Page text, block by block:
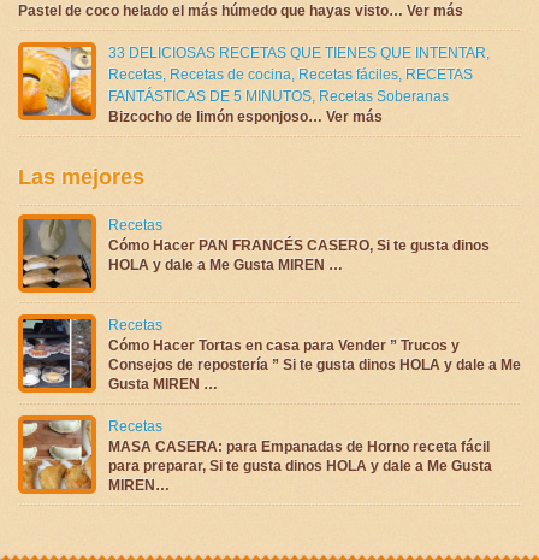
Pastel de coco helado el más húmedo que hayas visto… Ver más
33 DELICIOSAS RECETAS QUE TIENES QUE INTENTAR,
Recetas, Recetas de cocina, Recetas fáciles, RECETAS
FANTÁSTICAS DE 5 MINUTOS, Recetas Soberanas
Bizcocho de limón esponjoso… Ver más
Las mejores
Recetas
Cómo Hacer PAN FRANCÉS CASERO, Si te gusta dinos
HOLA y dale a Me Gusta MIREN …
Recetas
Cómo Hacer Tortas en casa para Vender ” Trucos y
Consejos de repostería ” Si te gusta dinos HOLA y dale a Me
Gusta MIREN …
Recetas
MASA CASERA: para Empanadas de Horno receta fácil
para preparar, Si te gusta dinos HOLA y dale a Me Gusta
MIREN…